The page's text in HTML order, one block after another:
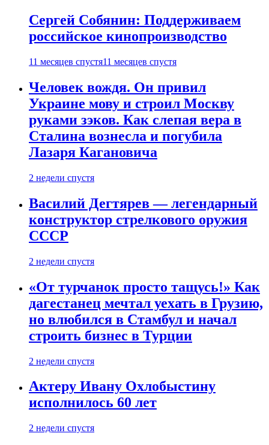
Сергей Собянин: Поддерживаем
российское кинопроизводство
11 месяцев спустя11 месяцев спустя
Человек вождя. Он привил
Украине мову и строил Москву
руками зэков. Как слепая вера в
Сталина вознесла и погубила
Лазаря Кагановича
2 недели спустя
Василий Дегтярев — легендарный
конструктор стрелкового оружия
СССР
2 недели спустя
«От турчанок просто тащусь!» Как
дагестанец мечтал уехать в Грузию,
но влюбился в Стамбул и начал
строить бизнес в Турции
2 недели спустя
Актеру Ивану Охлобыстину
исполнилось 60 лет
2 недели спустя